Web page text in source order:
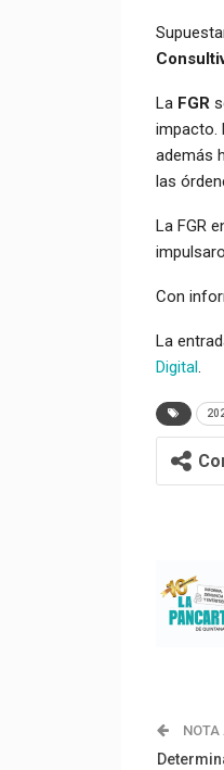
La FGR
impacto.
además
las
La FGR
Con
La
Digital.
NOTA